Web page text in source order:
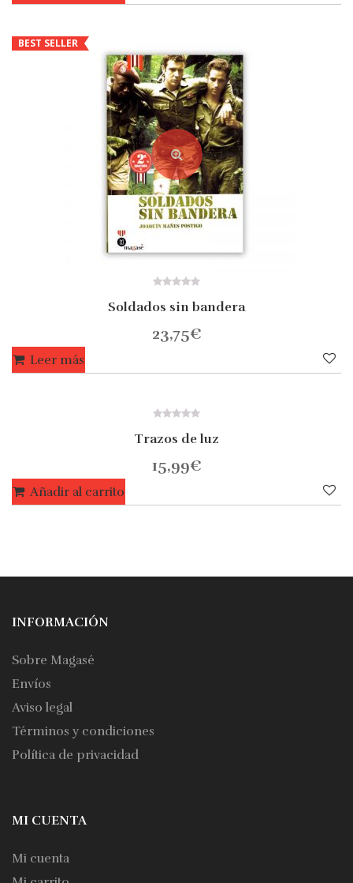
BEST SELLER
out
Soldados sin bandera
23,75€
Leer más
out
Trazos de luz
15,99€
Añadir al carrito
INFORMACIÓN
Sobre Magasé
Envíos
Aviso legal
Términos y condiciones
Política de privacidad
MI CUENTA
Mi cuenta